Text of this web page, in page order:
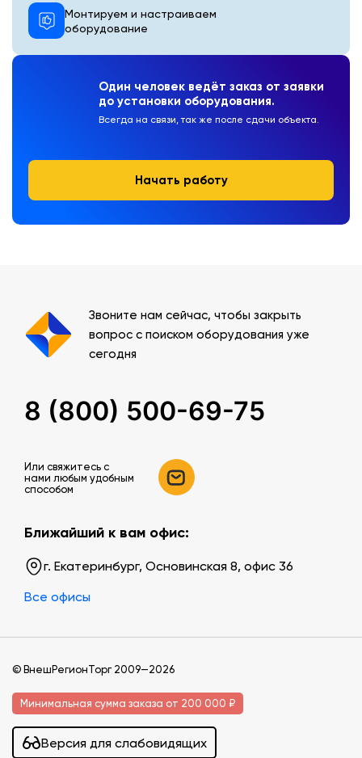
Один человек ведёт заказ от заявки
до установки оборудования.
Всегда на связи, так же после сдачи объекта.
Начать работу
Монтируем и настраиваем
оборудование
Звоните нам сейчас, чтобы закрыть
вопрос с поиском оборудования уже
сегодня
8 (800) 500-69-75
Или свяжитесь c
нами любым удобным
способом
Ближайший к вам офис:
г. Екатеринбург, Основинская 8, офис 36
Все офисы
© ВнешРегионТорг 2009—2026
Минимальная сумма заказа от 200 000 ₽
Версия для слабовидящих